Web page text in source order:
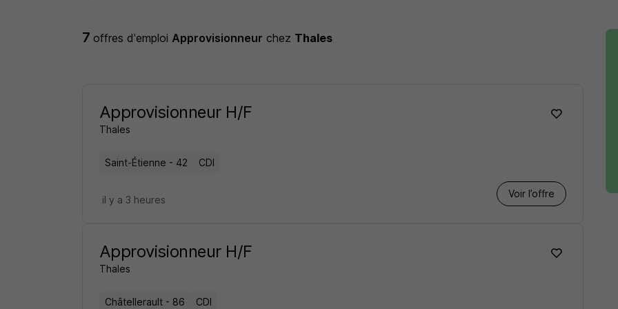
7offres d'emploi Approvisionneur chez Thales
Approvisionneur H/F
Thales
Saint-Étienne - 42 CDI
Voir l’offre
il y a 3 heures
Approvisionneur H/F
Thales
Châtellerault - 86 CDI